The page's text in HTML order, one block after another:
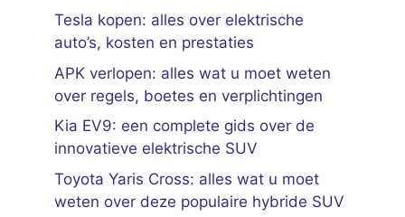
Tesla kopen: alles over elektrische
auto’s, kosten en prestaties
APK verlopen: alles wat u moet weten
over regels, boetes en verplichtingen
Kia EV9: een complete gids over de
innovatieve elektrische SUV
Toyota Yaris Cross: alles wat u moet
weten over deze populaire hybride SUV